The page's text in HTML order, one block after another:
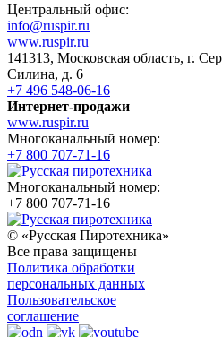
Центральный офис:
info@ruspir.ru
www.ruspir.ru
141313, Московская область, г.
Силина, д. 6
+7 496 548-06-16
Интернет-продажи
www.ruspir.ru
Многоканальный номер:
+7 800 707-71-16
Многоканальный номер:
+7 800 707-71-16
© «Русская Пиротехника»
Все права защищены
Политика обработки
персональных данных
Пользовательское
соглашение